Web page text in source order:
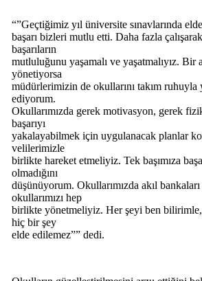
“”Geçtiğimiz yıl üniversite sınavlarında
başarı bizleri mutlu etti. Daha fazla
başarıların
mutluluğunu yaşamalı ve yaşatmalıyız. Bir
yönetiyorsa
müdürlerimizin de okullarını takım ruhuyla
ediyorum.
Okullarımızda gerek motivasyon, gerek
başarıyı
yakalayabilmek için uygulanacak planlar
velilerimizle
birlikte hareket etmeliyiz. Tek başımıza
olmadığını
düşünüyorum. Okullarımızda akıl
okullarımızı hep
birlikte yönetmeliyiz. Her şeyi ben
hiç bir şey
elde edilemez”” dedi.